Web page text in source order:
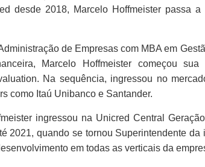
desde 2018, Marcelo Hoffmeister passa
de Empresas com MBA em
Marcelo Hoffmeister começou
Na sequência, ingressou no
como Itaú Unibanco e Santander.
ingressou na Unicred Central
2021, quando se tornou Superintendente
em todas as verticais da